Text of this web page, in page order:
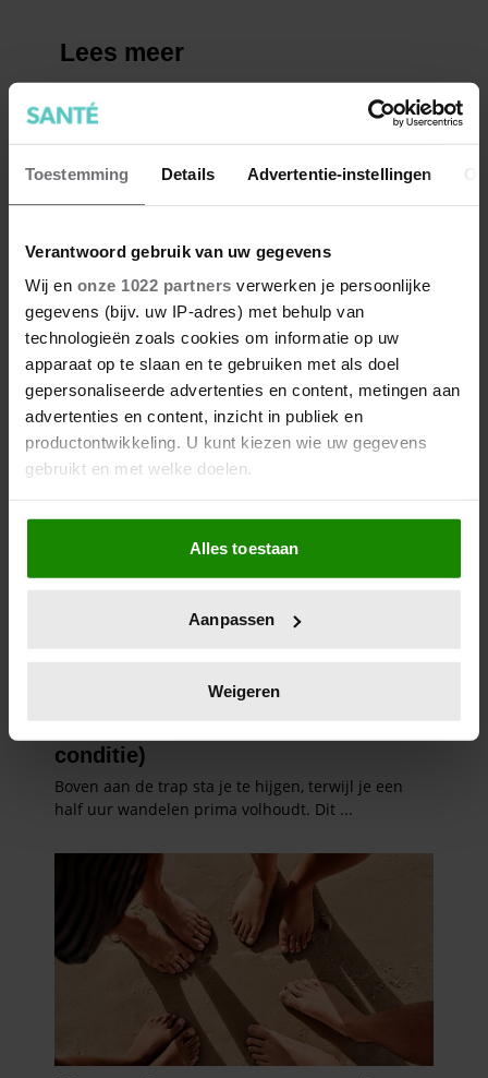
Toestemming Details Advertentie-instellingen
Verantwoord gebruik van uw gegevens
Wij en onze 1022 partners verwerken je persoonlijke
gegevens (bijv. uw IP-adres) met behulp van
technologieën zoals cookies om informatie op uw
apparaat op te slaan en te gebruiken met als doel
gepersonaliseerde advertenties en content, metingen aan
advertenties en content, inzicht in publiek en
productontwikkeling. U kunt kiezen wie uw gegevens
gebruikt en met welke doelen.
Als u het toestaat, willen we ook graag:
Informatie verzamelen over uw geografische
locatie, die tot een paar meter nauwkeurig kan zijn
scannen op specifieke eigenschappen (fingerprinting)
verwerkt en stel uw voorkeuren in het
intrekken in de Cookieverklaring.
We gebruiken cookies om content en advertenties te
personaliseren, om functies voor social media te bieden
informatie over uw gebruik van onze site met onze
partners voor social media, adverteren en analyse. Deze
partners kunnen deze gegevens combineren met andere
informatie die u aan ze heeft verstrekt of die ze hebben
verzameld op basis van uw gebruik van hun services. U
gaat akkoord met onze cookies als u onze website blijft
Alles toestaan
Aanpassen
Weigeren